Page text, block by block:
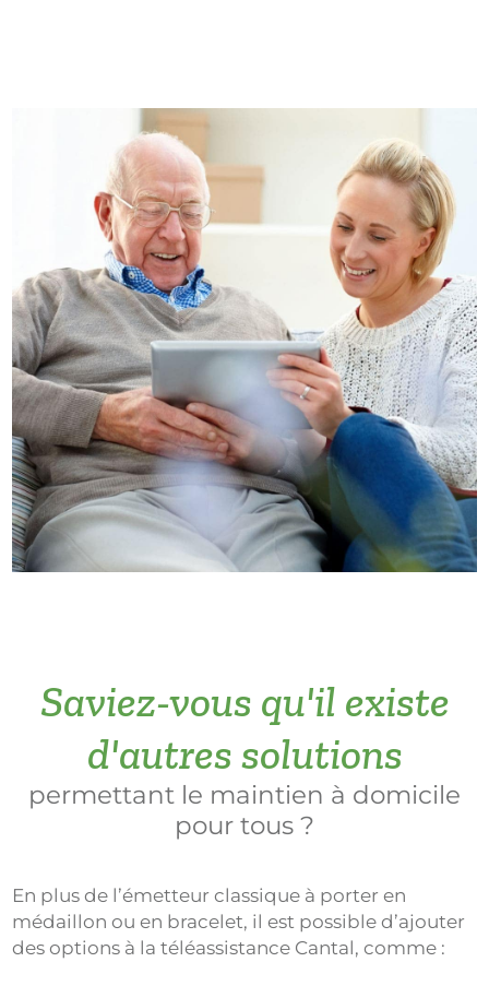
Saviez-vous qu'il existe
d'autres solutions
permettant le maintien à domicile
pour tous ?
En plus de l’émetteur classique à porter en
médaillon ou en bracelet, il est possible d’ajouter
des options à la téléassistance Cantal, comme :